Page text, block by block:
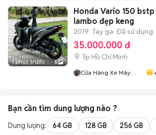
1 phút trước 5
Honda Vario 150
lambo đẹp keng
2019 Tay ga Đã sử dụng
35.000.000 đ
Tp Hồ Chí Minh
Cửa Hàng Xe Máy
Bạn cần tìm dung lượng nào ?
Dung lượng: 64 GB 128 GB 256 GB